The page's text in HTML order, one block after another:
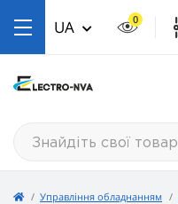
UA 0
Управління обладнанням